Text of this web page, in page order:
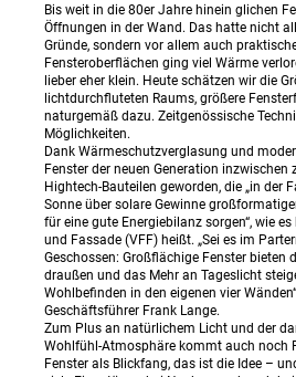
Bis weit in die 80er Jahre hinein glichen
Öffnungen in der Wand. Das hatte nicht
Gründe, sondern vor allem auch
Fensteroberflächen ging viel Wärme
lieber eher klein. Heute schätzen wir die
lichtdurchfluteten Raums, größere
naturgemäß dazu. Zeitgenössische
Möglichkeiten.
Dank Wärmeschutzverglasung und
Fenster der neuen Generation inzwischen
Hightech-Bauteilen geworden, die „in der
Sonne über solare Gewinne
für eine gute Energiebilanz sorgen“, wie
und Fassade (VFF) heißt. „Sei es im
Geschossen: Großflächige Fenster bieten
draußen und das Mehr an Tageslicht
Wohlbefinden in den eigenen vier
Geschäftsführer Frank Lange.
Zum Plus an natürlichem Licht und der
Wohlfühl-Atmosphäre kommt auch noch
Fenster als Blickfang, das ist die Idee –